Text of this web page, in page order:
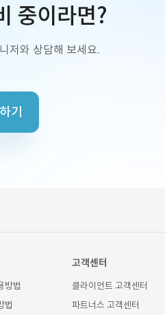
중이라면?
저와 상담해 보세요.
기
방법
법
고객센터
클라이언트 고객센터
파트너스 고객센터